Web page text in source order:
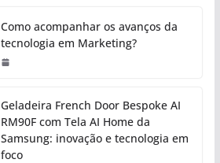
Como acompanhar os avanços da
tecnologia em Marketing?
Geladeira French Door Bespoke AI
RM90F com Tela AI Home da
Samsung: inovação e tecnologia em
foco